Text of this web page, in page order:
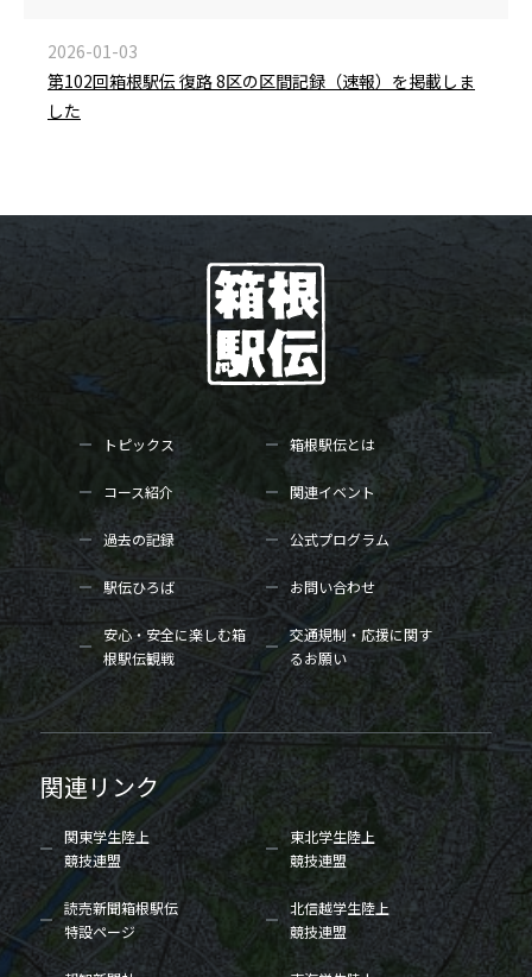
2026-01-03
第102回箱根駅伝 復路 8区の区間記録（速報）を掲載しま
した
トピックス 箱根駅伝とは
コース紹介 関連イベント
過去の記録 公式プログラム
駅伝ひろば お問い合わせ
安心・安全に楽しむ箱
根駅伝観戦
交通規制・応援に関す
るお願い
関連リンク
関東学生陸上
競技連盟
東北学生陸上
競技連盟
読売新聞箱根駅伝
特設ページ
北信越学生陸上
競技連盟